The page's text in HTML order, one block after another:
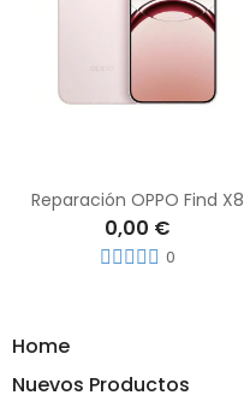
Home
Nuevos Productos
Reparación OPPO Find X8
0,00 €
0